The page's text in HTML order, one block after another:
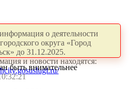
о деятельности
округа «Город
до 31.12.2025.
и новости находятся:
быть внимательнее